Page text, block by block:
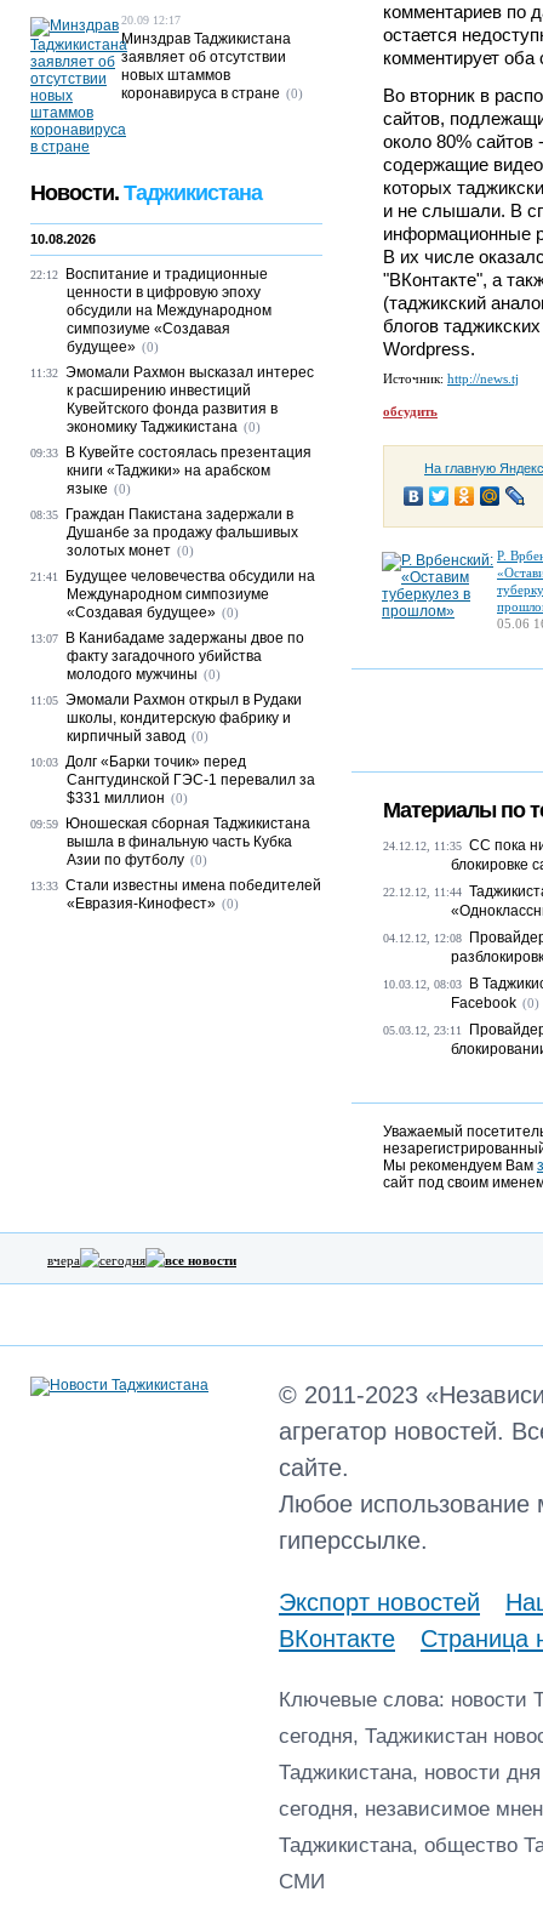
комментариев по
остается
комментирует
Во вторник в
сайтов,
около 80%
содержащие
которых
и не слышали. В
информационные
В их числе
"ВКонтакте", а
(таджикский
блогов
Wordpress.
Источник: http://news.tj
обсудить
На главную
Р.
05.06
Материалы по
24.12.12, 11:35 СС пока
блокировке
22.12.12, 11:44
04.12.12, 12:08
10.03.12, 08:03
В
Facebook (0)
05.03.12, 23:11
Уважаемый
Мы рекомендуем Вам
сайт под своим
20.09 12:17
Минздрав Таджикистана
заявляет об отсутствии
новых штаммов
коронавируса в стране (0)
Новости. Таджикистана
10.08.2026
22:12
Воспитание и традиционные
ценности в цифровую эпоху
обсудили на Международном
симпозиуме «Создавая
будущее» (0)
11:32 Эмомали Рахмон высказал интерес
к расширению инвестиций
Кувейтского фонда развития в
экономику Таджикистана (0)
09:33
В Кувейте состоялась презентация
книги «Таджики» на арабском
языке (0)
08:35
Граждан Пакистана задержали в
Душанбе за продажу фальшивых
золотых монет (0)
21:41
Будущее человечества обсудили на
Международном симпозиуме
«Создавая будущее» (0)
13:07
В Канибадаме задержаны двое по
факту загадочного убийства
молодого мужчины (0)
11:05 Эмомали Рахмон открыл в Рудаки
школы, кондитерскую фабрику и
кирпичный завод (0)
10:03 Долг «Барки точик» перед
Сангтудинской ГЭС-1 перевалил за
$331 миллион (0)
09:59
Юношеская сборная Таджикистана
вышла в финальную часть Кубка
Азии по футболу (0)
13:33 Стали известны имена победителей
«Евразия-Кинофест» (0)
вчера сегодня все новости
© 2011-2023
агрегатор новостей.
сайте.
Любое использование
гиперссылке.
Экспорт новостей
ВКонтакте
Страница
Ключевые слова: новости
сегодня, Таджикистан
Таджикистана, новости
сегодня, независимое
Таджикистана, общество
СМИ